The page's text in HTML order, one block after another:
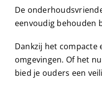
De
eenvoudig behouden
Dankzij het
omgevingen. Of het
bied je ouders een